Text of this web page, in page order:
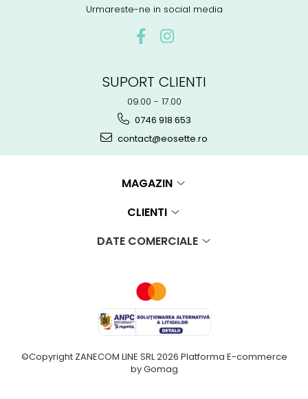
Urmareste-ne in social media
SUPORT CLIENTI
09.00 - 17.00
0746 918 653
contact@eosette.ro
MAGAZIN
CLIENTI
DATE COMERCIALE
©Copyright ZANECOM LINE SRL 2026 Platforma E-commerce
by Gomag